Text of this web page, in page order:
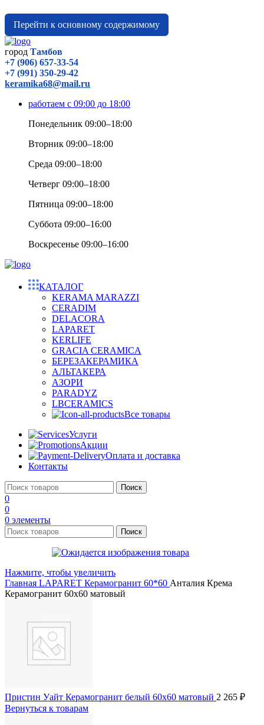
Перейти к основному содержимому
город Тамбов
+7 (906) 657-33-54
+7 (991) 350-29-42
keramika68@mail.ru
работаем с 09:00 до 18:00
Понедельник 09:00–18:00
Вторник 09:00–18:00
Среда 09:00–18:00
Четверг 09:00–18:00
Пятница 09:00–18:00
Суббота 09:00–16:00
Воскресенье 09:00–16:00
КАТАЛОГ
KERAMA MARAZZI
CERADIM
DELACORA
LAPARET
KERLIFE
GRACIA CERAMICA
БЕРЕЗАКЕРАМИКА
АЛЬТАКЕРА
АЗОРИ
PARADYZ
LBCERAMICS
Все товары
Услуги
Акции
Оплата и доставка
Контакты
Поиск
0
0
0 элементы
Поиск
Нажмите, чтобы увеличить
Главная LAPARET Керамогранит 60*60 Анталия Крема
Керамогранит 60х60 матовый
Пристин Уайт Керамогранит белый 60х60 матовый 2 265 ₽
Вернуться к товарам